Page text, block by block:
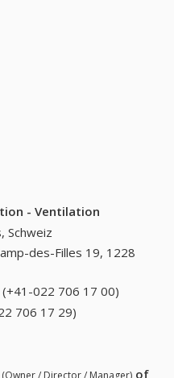
- Ventilation
Schweiz
des-Filles 19, 1228
022 706 17 00)
706 17 29)
of